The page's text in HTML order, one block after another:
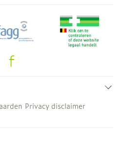
Privacy disclaimer